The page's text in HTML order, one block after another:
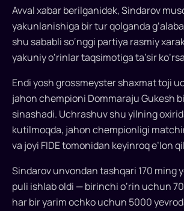
grossmeyster
Javohir
Sindarov
Nomzodlar
turnirining
so‘nggi
turida
durang
o‘ynadi
to‘plangan
ochkolar
bo‘yicha
Avval xabar berilganidek, Sindarov
yakunlanishiga bir tur qolganda
shu sababli so‘nggi partiya rasmiy
yakuniy o‘rinlar taqsimotiga ta’sir
Endi yosh grossmeyster shaxmat toji
jahon chempioni Dommaraju Gukesh
sinashadi. Uchrashuv shu yilning
kutilmoqda, jahon chempionligi
va joyi FIDE tomonidan keyinroq e’lon
Sindarov unvondan tashqari 170 ming
puli ishlab oldi — birinchi o‘rin uchun
har bir yarim ochko uchun 5000